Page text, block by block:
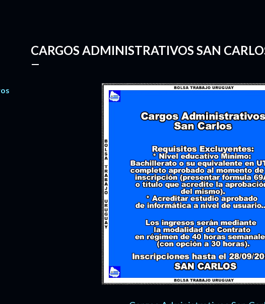
CARGOS ADMINISTRATIVOS SAN